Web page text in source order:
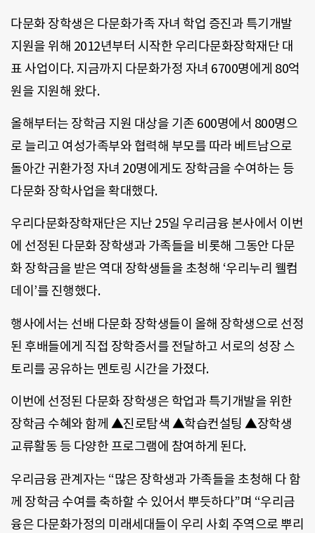
다문화 장학생은 다문화가족 자녀 학업 증진과 특기개발
지원을 위해 2012년부터 시작한 우리다문화장학재단 대
표 사업이다. 지금까지 다문화가정 자녀 6700명에게 80억
원을 지원해 왔다.
올해부터는 장학금 지원 대상을 기존 600명에서 800명으
로 늘리고 여성가족부와 협력해 부모를 따라 베트남으로
돌아간 귀환가정 자녀 20명에게도 장학금을 수여하는 등
다문화 장학사업을 확대했다.
우리다문화장학재단은 지난 25일 우리금융 본사에서 이번
에 선정된 다문화 장학생과 가족들을 비롯해 그동안 다문
화 장학금을 받은 역대 장학생들을 초청해 ‘우리누리 웰컴
데이’를 진행했다.
행사에서는 선배 다문화 장학생들이 올해 장학생으로 선정
된 후배들에게 직접 장학증서를 전달하고 서로의 성장 스
토리를 공유하는 멘토링 시간을 가졌다.
이번에 선정된 다문화 장학생은 학업과 특기개발을 위한
장학금 수혜와 함께 ▲진로탐색 ▲학습컨설팅 ▲장학생
교류활동 등 다양한 프로그램에 참여하게 된다.
우리금융 관계자는 “많은 장학생과 가족들을 초청해 다 함
께 장학금 수여를 축하할 수 있어서 뿌듯하다”며 “우리금
융은 다문화가정의 미래세대들이 우리 사회 주역으로 뿌리